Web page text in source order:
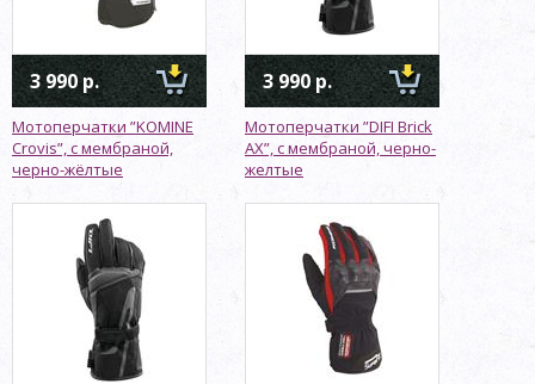
3 990 р.
Мотоперчатки ”KOMINE
Crovis”, с мембраной,
черно-жёлтые
3 990 р.
Мотоперчатки ”DIFI Brick
AX”, с мембраной, черно-
желтые